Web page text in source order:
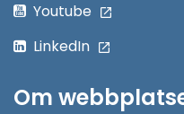
Youtube
LinkedIn
Om